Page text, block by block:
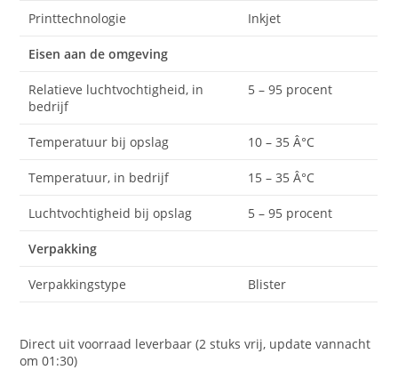
Printtechnologie Inkjet
Eisen aan de omgeving
Relatieve luchtvochtigheid, in
bedrijf
5 – 95 procent
Temperatuur bij opslag 10 – 35 Â°C
Temperatuur, in bedrijf 15 – 35 Â°C
Luchtvochtigheid bij opslag 5 – 95 procent
Verpakking
Verpakkingstype Blister
Direct uit voorraad leverbaar (2 stuks vrij, update vannacht
om 01:30)